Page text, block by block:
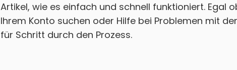
Artikel, wie es einfach und schnell funktioniert. Egal
Ihrem Konto suchen oder Hilfe bei Problemen mit
für Schritt durch den Prozess.